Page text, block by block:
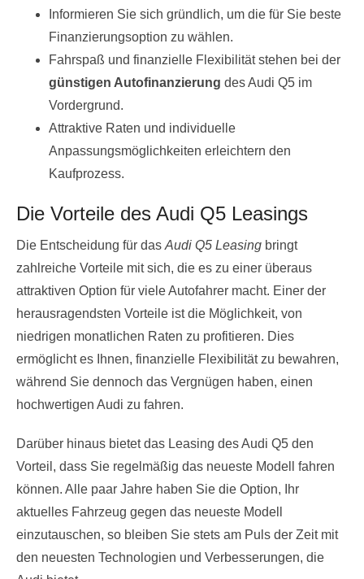
Informieren Sie sich gründlich, um die für Sie beste
Finanzierungsoption zu wählen.
Fahrspaß und finanzielle Flexibilität stehen bei der
günstigen Autofinanzierung des Audi Q5 im
Vordergrund.
Attraktive Raten und individuelle
Anpassungsmöglichkeiten erleichtern den
Kaufprozess.
Die Vorteile des Audi Q5 Leasings
Die Entscheidung für das Audi Q5 Leasing bringt
zahlreiche Vorteile mit sich, die es zu einer überaus
attraktiven Option für viele Autofahrer macht. Einer der
herausragendsten Vorteile ist die Möglichkeit, von
niedrigen monatlichen Raten zu profitieren. Dies
ermöglicht es Ihnen, finanzielle Flexibilität zu bewahren,
während Sie dennoch das Vergnügen haben, einen
hochwertigen Audi zu fahren.
Darüber hinaus bietet das Leasing des Audi Q5 den
Vorteil, dass Sie regelmäßig das neueste Modell fahren
können. Alle paar Jahre haben Sie die Option, Ihr
aktuelles Fahrzeug gegen das neueste Modell
einzutauschen, so bleiben Sie stets am Puls der Zeit mit
den neuesten Technologien und Verbesserungen, die